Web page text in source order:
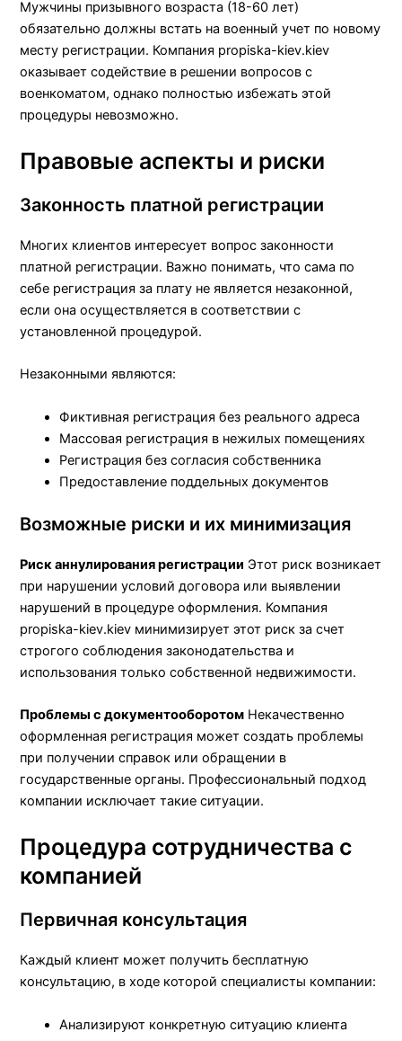
Мужчины призывного возраста (18-60 лет)
обязательно должны встать на военный учет по новому
месту регистрации. Компания propiska-kiev.kiev
оказывает содействие в решении вопросов с
военкоматом, однако полностью избежать этой
процедуры невозможно.
Правовые аспекты и риски
Законность платной регистрации
Многих клиентов интересует вопрос законности
платной регистрации. Важно понимать, что сама по
себе регистрация за плату не является незаконной,
если она осуществляется в соответствии с
установленной процедурой.
Незаконными являются:
Фиктивная регистрация без реального адреса
Массовая регистрация в нежилых помещениях
Регистрация без согласия собственника
Предоставление поддельных документов
Возможные риски и их минимизация
Риск аннулирования регистрации Этот риск возникает
при нарушении условий договора или выявлении
нарушений в процедуре оформления. Компания
propiska-kiev.kiev минимизирует этот риск за счет
строгого соблюдения законодательства и
использования только собственной недвижимости.
Проблемы с документооборотом Некачественно
оформленная регистрация может создать проблемы
при получении справок или обращении в
государственные органы. Профессиональный подход
компании исключает такие ситуации.
Процедура сотрудничества с
компанией
Первичная консультация
Каждый клиент может получить бесплатную
консультацию, в ходе которой специалисты компании:
Анализируют конкретную ситуацию клиента